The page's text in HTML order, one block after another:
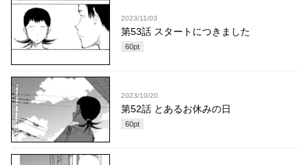
2023/11/03
第53話 スタートにつきました
60pt
2023/10/20
第52話 とあるお休みの日
60pt